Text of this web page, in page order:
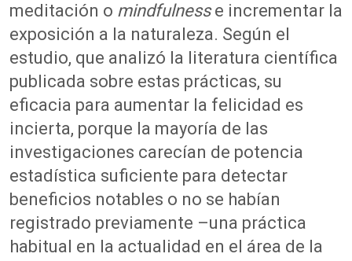
meditación o mindfulnesse incrementar la
exposición a la naturaleza. Según el
estudio, que analizó la literatura científica
publicada sobre estas prácticas, su
eficacia para aumentar la felicidad es
incierta, porque la mayoría de las
investigaciones carecían de potencia
estadística suficiente para detectar
beneficios notables o no se habían
registrado previamente –una práctica
habitual en la actualidad en el área de la